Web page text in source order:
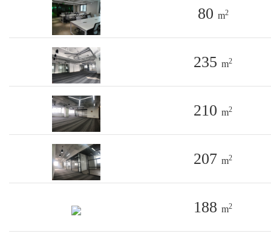
80 m2
235 m2
210 m2
207 m2
188 m2